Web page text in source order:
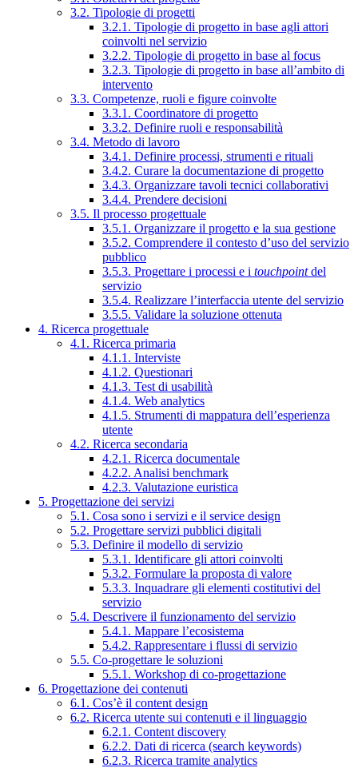
3.2. Tipologie di progetti
3.2.1. Tipologie di progetto in base agli attori
coinvolti nel servizio
3.2.2. Tipologie di progetto in base al focus
3.2.3. Tipologie di progetto in base all’ambito di
intervento
3.3. Competenze, ruoli e figure coinvolte
3.3.1. Coordinatore di progetto
3.3.2. Definire ruoli e responsabilità
3.4. Metodo di lavoro
3.4.1. Definire processi, strumenti e rituali
3.4.2. Curare la documentazione di progetto
3.4.3. Organizzare tavoli tecnici collaborativi
3.4.4. Prendere decisioni
3.5. Il processo progettuale
3.5.1. Organizzare il progetto e la sua gestione
3.5.2. Comprendere il contesto d’uso del servizio
pubblico
3.5.3. Progettare i processi e i touchpointdel
servizio
3.5.4. Realizzare l’interfaccia utente del servizio
3.5.5. Validare la soluzione ottenuta
4. Ricerca progettuale
4.1. Ricerca primaria
4.1.1. Interviste
4.1.2. Questionari
4.1.3. Test di usabilità
4.1.4. Web analytics
4.1.5. Strumenti di mappatura dell’esperienza
utente
4.2. Ricerca secondaria
4.2.1. Ricerca documentale
4.2.2. Analisi benchmark
4.2.3. Valutazione euristica
5. Progettazione dei servizi
5.1. Cosa sono i servizi e il service design
5.2. Progettare servizi pubblici digitali
5.3. Definire il modello di servizio
5.3.1. Identificare gli attori coinvolti
5.3.2. Formulare la proposta di valore
5.3.3. Inquadrare gli elementi costitutivi del
servizio
5.4. Descrivere il funzionamento del servizio
5.4.1. Mappare l’ecosistema
5.4.2. Rappresentare i flussi di servizio
5.5. Co-progettare le soluzioni
5.5.1. Workshop di co-progettazione
6. Progettazione dei contenuti
6.1. Cos’è il content design
6.2. Ricerca utente sui contenuti e il linguaggio
6.2.1. Content discovery
6.2.2. Dati di ricerca (search keywords)
6.2.3. Ricerca tramite analytics